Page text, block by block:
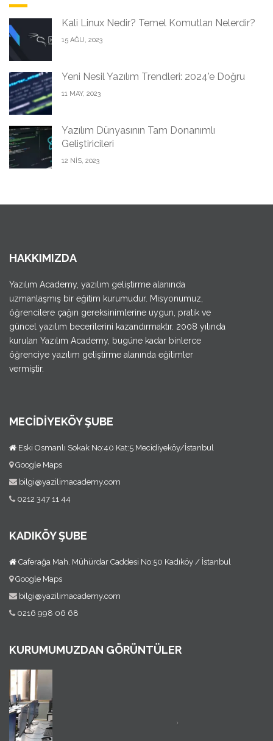
Kali Linux Nedir? Temel Komutları Nelerdir?
15 AĞU, 2023
Yeni Nesil Yazılım Trendleri: 2024'e Doğru
11 MAY, 2023
Yazılım Dünyasının Tam Donanımlı
Geliştiricileri
12 NIS, 2023
HAKKIMIZDA
Yazılım Academy, yazılım geliştirme alanında
uzmanlaşmış bir eğitim kurumudur. Misyonumuz,
öğrencilere çağın gereksinimlerine uygun, pratik ve
güncel yazılım becerilerini kazandırmaktır. 2008 yılında
kurulan Yazılım Academy, bugüne kadar binlerce
öğrenciye yazılım geliştirme alanında eğitimler
vermiştir.
MECİDİYEKÖY ŞUBE
Eski Osmanlı Sokak No:40 Kat:5 Mecidiyeköy/İstanbul
Google Maps
bilgi@yazilimacademy.com
0212 347 11 44
KADIKÖY ŞUBE
Caferağa Mah. Mühürdar Caddesi No:50 Kadıköy / İstanbul
Google Maps
bilgi@yazilimacademy.com
0216 998 06 68
KURUMUMUZDAN GÖRÜNTÜLER